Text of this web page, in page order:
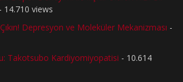
- 14.710 views
Depresyon ve Moleküler Mekanizması -
Takotsubo Kardiyomiyopatisi - 10.614